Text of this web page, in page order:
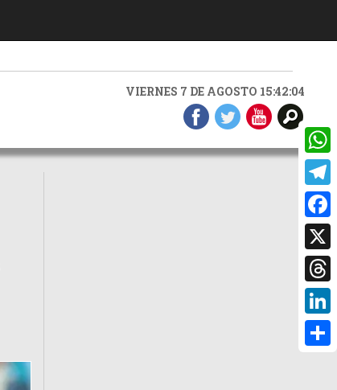
VIERNES 7 DE AGOSTO 15:42:05
X